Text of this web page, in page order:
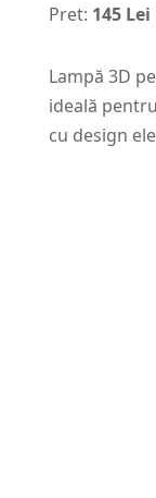
Pret: 145 Lei
Lampă 3D
ideală
cu design